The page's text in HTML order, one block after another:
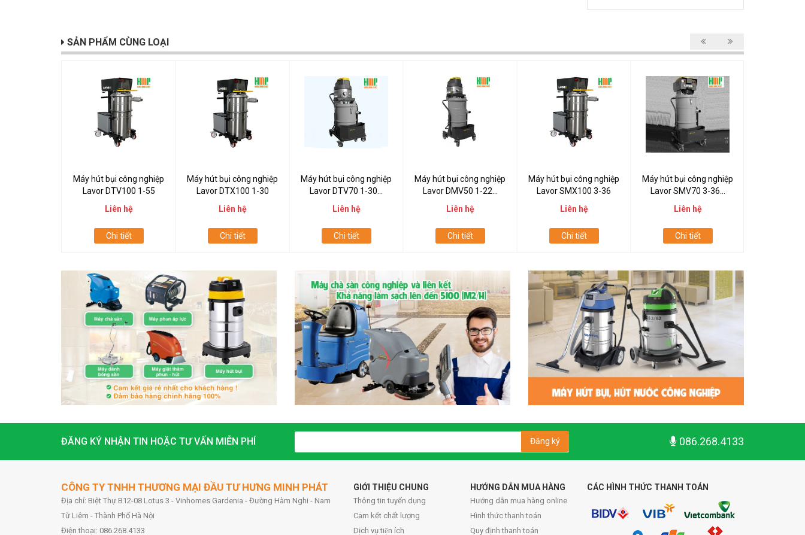
SẢN PHẨM CÙNG LOẠI
Máy hút bụi công nghiệp
Lavor DTV100 1-55
Liên hệ
Chi tiết
Máy hút bụi công nghiệp
Lavor DTX100 1-30
Liên hệ
Chi tiết
Máy hút bụi công nghiệp
Lavor DTV70 1-30...
Liên hệ
Chi tiết
Máy hút bụi công nghiệp
Lavor DMV50 1-22...
Liên hệ
Chi tiết
Máy hút bụi công nghiệp
Lavor SMX100 3-36
Liên hệ
Chi tiết
Máy hút bụi công nghiệp
Lavor SMV70 3-36...
Liên hệ
Chi tiết
ĐĂNG KÝ NHẬN TIN HOẶC TƯ VẤN MIỄN PHÍ Đăng ký 086.268.4133
CÔNG TY TNHH THƯƠNG MẠI ĐẦU TƯ HƯNG MINH PHÁT
Địa chỉ: Biệt Thự B12-08 Lotus 3 - Vinhomes Gardenia - Đường Hàm Nghi - Nam
Từ Liêm - Thành Phố Hà Nội
Điện thoại: 086.268.4133
GIỚI THIỆU CHUNG
Thông tin tuyển dụng
Cam kết chất lượng
Dịch vụ tiện ích
HƯỚNG DẪN MUA HÀNG
Hướng dẫn mua hàng online
Hình thức thanh toán
Quy định thanh toán
CÁC HÌNH THỨC THANH TOÁN